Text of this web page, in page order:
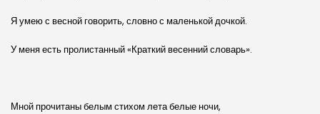
Я умею с весной говорить, словно с маленькой дочкой.
У меня есть пролистанный «Краткий весенний словарь».
Мной прочитаны белым стихом лета белые ночи,